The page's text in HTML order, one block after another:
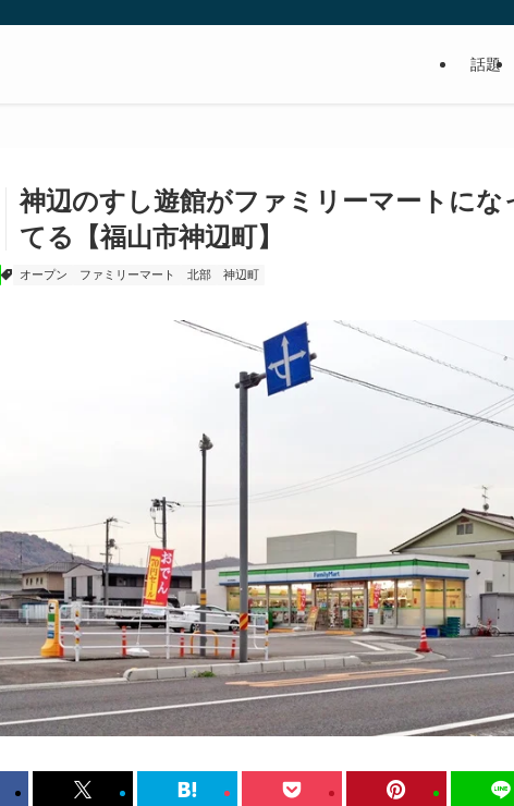
話題
神辺のすし遊館がファミリーマートにな
てる【福山市神辺町】
オープン ファミリーマート 北部 神辺町